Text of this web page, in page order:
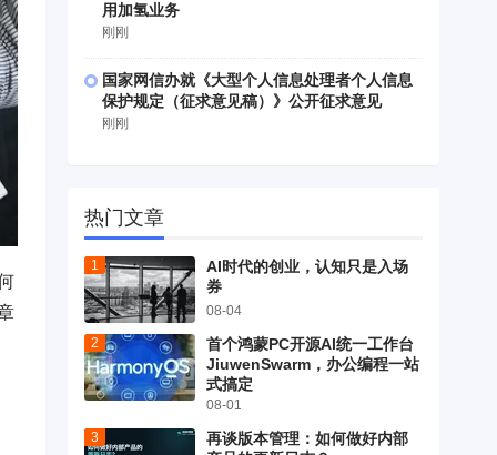
用加氢业务
刚刚
国家网信办就《大型个人信息处理者个人信息
保护规定（征求意见稿）》公开征求意见
刚刚
热门文章
AI时代的创业，认知只是入场
券
08-04
首个鸿蒙PC开源AI统一工作台
JiuwenSwarm，办公编程一站
式搞定
08-01
再谈版本管理：如何做好内部